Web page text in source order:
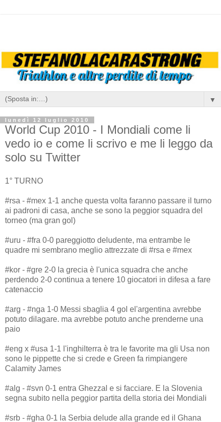
▼
lunedì 12 luglio 2010
World Cup 2010 - I Mondiali come li
vedo io e come li scrivo e me li leggo da
solo su Twitter
1° TURNO
#rsa - #mex 1-1 anche questa volta faranno passare il turno
ai padroni di casa, anche se sono la peggior squadra del
torneo (ma gran gol)
#uru - #fra 0-0 pareggiotto deludente, ma entrambe le
quadre mi sembrano meglio attrezzate di #rsa e #mex
#kor - #gre 2-0 la grecia è l'unica squadra che anche
perdendo 2-0 continua a tenere 10 giocatori in difesa a fare
catenaccio
#arg - #nga 1-0 Messi sbaglia 4 gol el'argentina avrebbe
potuto dilagare. ma avrebbe potuto anche prenderne una
paio
#eng x #usa 1-1 l'inghilterra è tra le favorite ma gli Usa non
sono le pippette che si crede e Green fa rimpiangere
Calamity James
#alg - #svn 0-1 entra Ghezzal e si facciare. E la Slovenia
segna subito nella peggior partita della storia dei Mondiali
#srb - #gha 0-1 la Serbia delude alla grande ed il Ghana